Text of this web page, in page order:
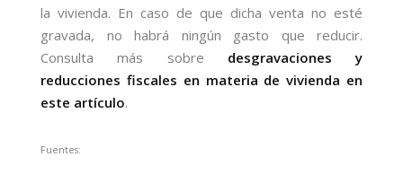
la vivienda. En caso de que dicha venta no esté
gravada, no habrá ningún gasto que reducir.
Consulta más sobre desgravaciones y
reducciones fiscales en materia de vivienda en
este artículo.
Fuentes: